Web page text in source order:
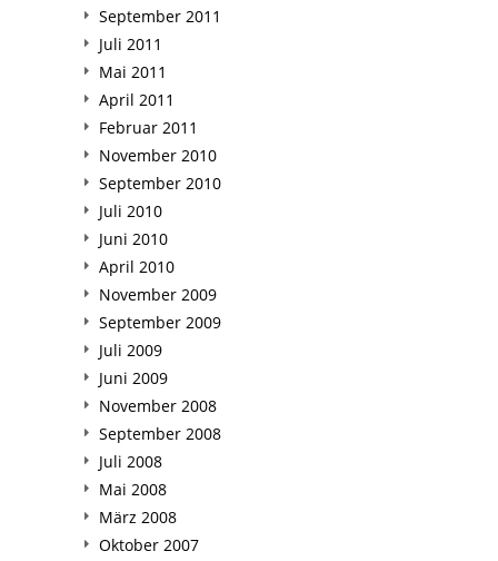
September 2011
Juli 2011
Mai 2011
April 2011
Februar 2011
November 2010
September 2010
Juli 2010
Juni 2010
April 2010
November 2009
September 2009
Juli 2009
Juni 2009
November 2008
September 2008
Juli 2008
Mai 2008
März 2008
Oktober 2007